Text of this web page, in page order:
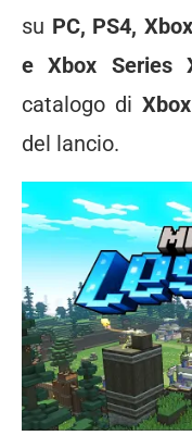
su PC, PS4,
e Xbox Series
catalogo di
del lancio.